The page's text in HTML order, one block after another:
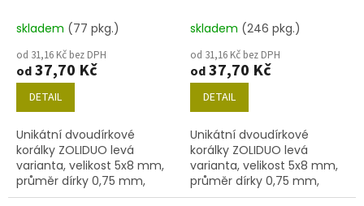
skladem (77 pkg.)
od 31,16 Kč bez DPH
od37,70 Kč
DETAIL
Unikátní dvoudírkové
korálky ZOLIDUO levá
varianta, velikost 5x8 mm,
průměr dírky 0,75 mm,
obsah balení 20 ks nebo
skladem (246 pkg.)
od 31,16 Kč bez DPH
od37,70 Kč
DETAIL
Unikátní dvoudírkové
korálky ZOLIDUO levá
varianta, velikost 5x8 mm,
průměr dírky 0,75 mm,
obsah balení 20 ks nebo